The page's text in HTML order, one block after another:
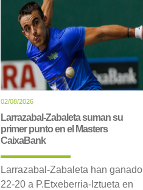
02/08/2026
Larrazabal-Zabaleta suman su
primer punto en el Masters
CaixaBank
Larrazabal-Zabaleta han ganado
22-20 a P.Etxeberria-Iztueta en